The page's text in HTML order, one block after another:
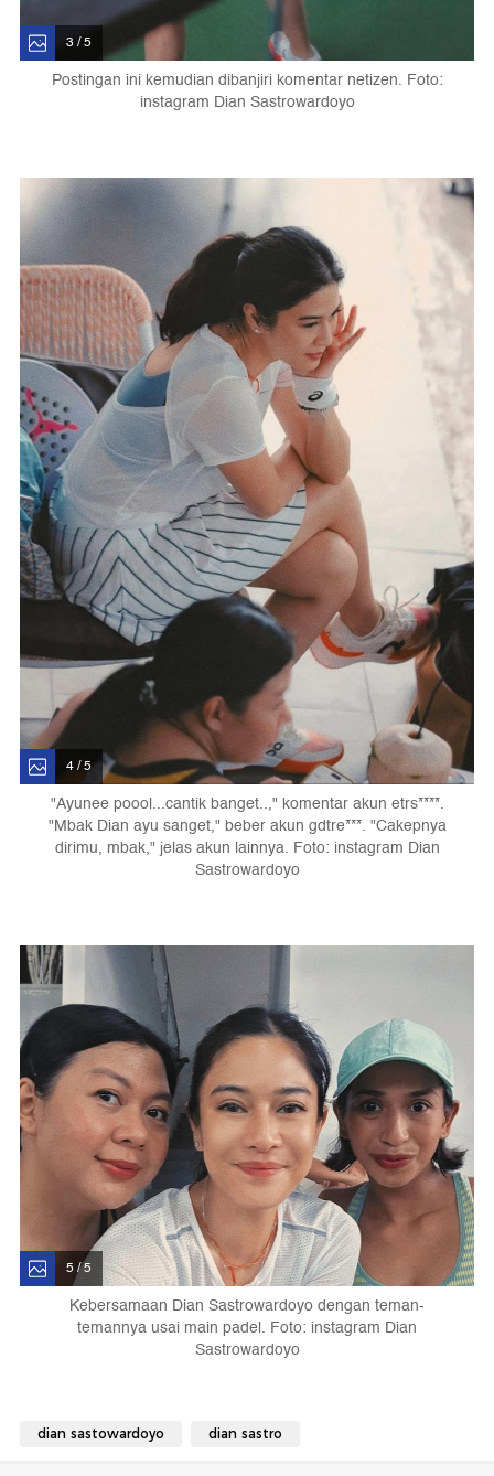
3 / 5
Postingan ini kemudian dibanjiri komentar netizen. Foto:
instagram Dian Sastrowardoyo
4 / 5
"Ayunee poool...cantik banget..," komentar akun etrs****.
"Mbak Dian ayu sanget," beber akun gdtre***. "Cakepnya
dirimu, mbak," jelas akun lainnya. Foto: instagram Dian
Sastrowardoyo
5 / 5
Kebersamaan Dian Sastrowardoyo dengan teman-
temannya usai main padel. Foto: instagram Dian
Sastrowardoyo
dian sastowardoyo dian sastro